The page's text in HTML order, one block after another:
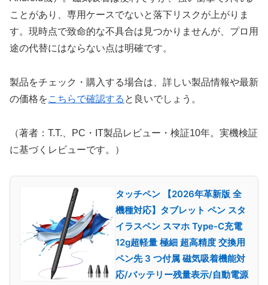
ことがあり、専用ケースでないと落下リスクが上がりま
す。現時点で致命的な不具合は見つかりませんが、プロ用
途の代替にはならない点は明確です。
製品をチェック・購入する場合は、詳しい製品情報や最新
の価格をこちらで確認する と良いでしょう。
（著者：T.T.、PC・IT製品レビュー・検証10年。実機検証
に基づくレビューです。）
タッチペン 【2026年革新版 全
機種対応】タブレット ペン スタ
イラスペン スマホ Type-C充電
12g超軽量 極細 超高精度 交換用
ペン先 3 つ付属 磁気吸着機能対
応/バッテリー残量表示/自動電源